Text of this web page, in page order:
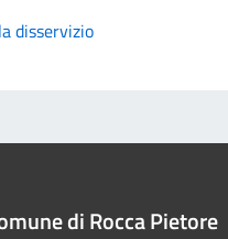
disservizio
di Rocca Pietore